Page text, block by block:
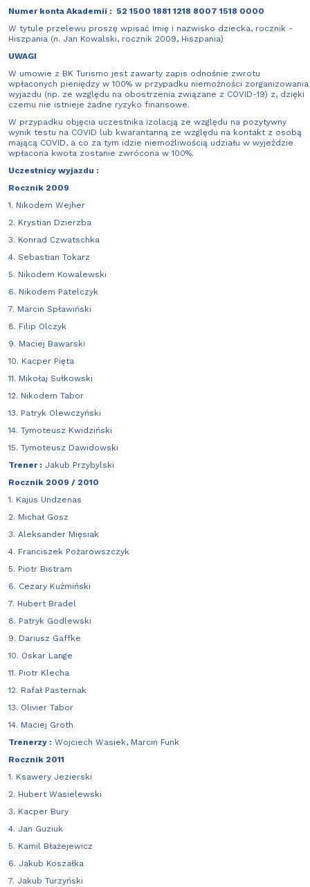
Numer konta Akademii : 52 1500 1881 1218 8007 1518 0000
W tytule przelewu proszę wpisać Imię i nazwisko dziecka, rocznik -
Hiszpania (n. Jan Kowalski, rocznik 2009, Hiszpania)
UWAGI
W umowie z BK Turismo jest zawarty zapis odnośnie zwrotu
wpłaconych pieniędzy w 100% w przypadku niemożności zorganizowania
wyjazdu (np. ze względu na obostrzenia związane z COVID-19) z, dzięki
czemu nie istnieje żadne ryzyko finansowe.
W przypadku objęcia uczestnika izolacją ze względu na pozytywny
wynik testu na COVID lub kwarantanną ze względu na kontakt z osobą
mającą COVID, a co za tym idzie niemożliwością udziału w wyjeździe
wpłacona kwota zostanie zwrócona w 100%.
Uczestnicy wyjazdu :
Rocznik 2009
1. Nikodem Wejher
2. Krystian Dzierzba
3. Konrad Czwatschka
4. Sebastian Tokarz
5. Nikodem Kowalewski
6. Nikodem Patelczyk
7. Marcin Spławiński
8. Filip Olczyk
9. Maciej Bawarski
10. Kacper Pięta
11. Mikołaj Sułkowski
12. Nikodem Tabor
13. Patryk Olewczyński
14. Tymoteusz Kwidziński
15. Tymoteusz Dawidowski
Trener : Jakub Przybylski
Rocznik 2009 / 2010
1. Kajus Undzenas
2. Michał Gosz
3. Aleksander Mięsiak
4. Franciszek Pożarowszczyk
5. Piotr Bistram
6. Cezary Kuźmiński
7. Hubert Bradel
8. Patryk Godlewski
9. Dariusz Gaffke
10. Oskar Lange
11. Piotr Klecha
12. Rafał Pasternak
13. Olivier Tabor
14. Maciej Groth
Trenerzy : Wojciech Wasiek, Marcin Funk
Rocznik 2011
1. Ksawery Jezierski
2. Hubert Wasielewski
3. Kacper Bury
4. Jan Guziuk
5. Kamil Błażejewicz
6. Jakub Koszałka
7. Jakub Turzyński